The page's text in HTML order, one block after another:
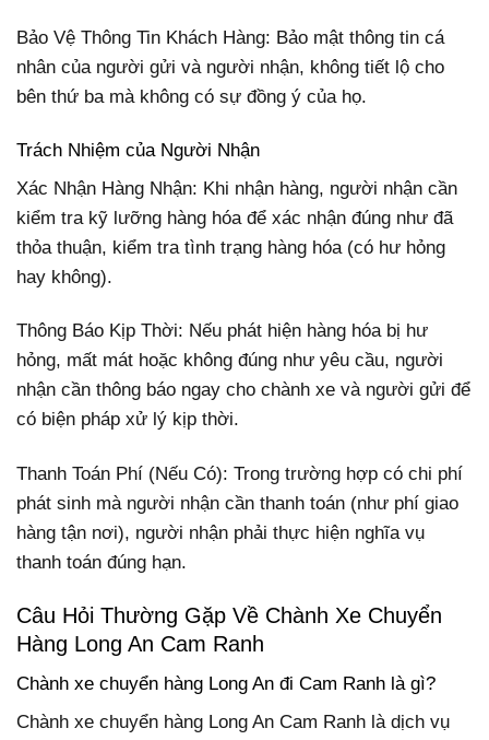
Bảo Vệ Thông Tin Khách Hàng: Bảo mật thông tin cá
nhân của người gửi và người nhận, không tiết lộ cho
bên thứ ba mà không có sự đồng ý của họ.
Trách Nhiệm của Người Nhận
Xác Nhận Hàng Nhận: Khi nhận hàng, người nhận cần
kiểm tra kỹ lưỡng hàng hóa để xác nhận đúng như đã
thỏa thuận, kiểm tra tình trạng hàng hóa (có hư hỏng
hay không).
Thông Báo Kịp Thời: Nếu phát hiện hàng hóa bị hư
hỏng, mất mát hoặc không đúng như yêu cầu, người
nhận cần thông báo ngay cho chành xe và người gửi để
có biện pháp xử lý kịp thời.
Thanh Toán Phí (Nếu Có): Trong trường hợp có chi phí
phát sinh mà người nhận cần thanh toán (như phí giao
hàng tận nơi), người nhận phải thực hiện nghĩa vụ
thanh toán đúng hạn.
Câu Hỏi Thường Gặp Về Chành Xe Chuyển
Hàng Long An Cam Ranh
Chành xe chuyển hàng Long An đi Cam Ranh là gì?
Chành xe chuyển hàng Long An Cam Ranh là dịch vụ